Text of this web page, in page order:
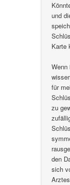
und
Karte
für
zu
den
sich